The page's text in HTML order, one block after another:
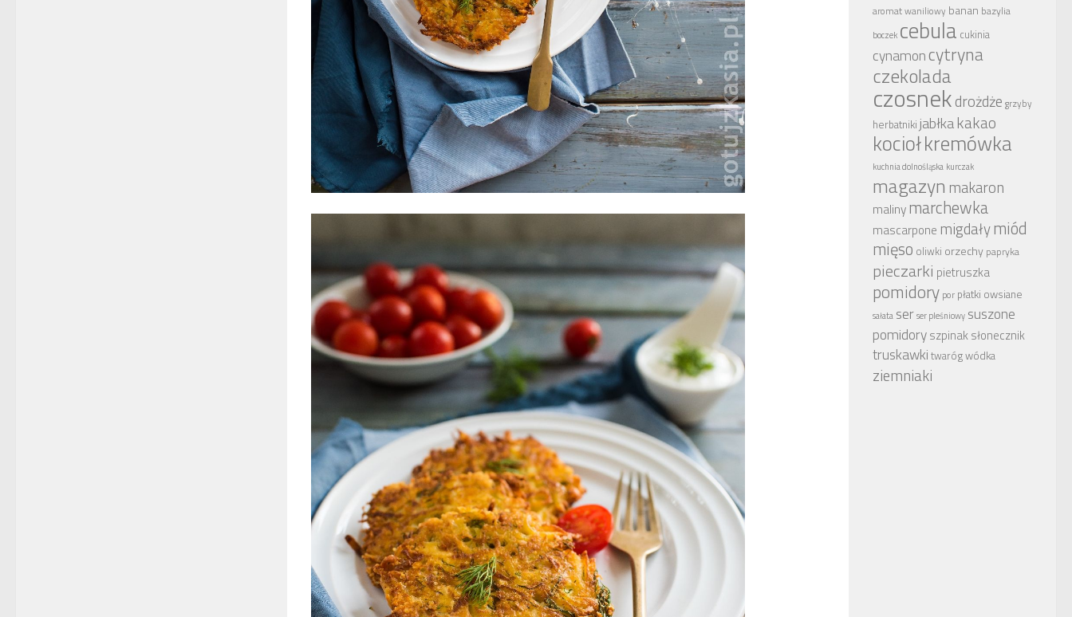
aromat waniliowy banan bazylia
boczek cebula cukinia
cynamoncytryna
czekolada
czosnekdrożdże grzyby
herbatniki jabłkakakao
kociołkremówka
kuchnia dolnośląska kurczak
magazyn makaron
malinymarchewka
mascarpone migdałymiód
mięso oliwki orzechy papryka
pieczarki pietruszka
pomidory por płatki owsiane
sałata serser pleśniowy suszone
pomidoryszpinaksłonecznik
truskawki twarógwódka
ziemniaki